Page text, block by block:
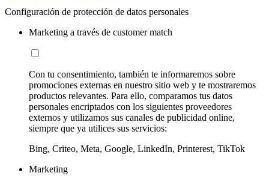
Configuración de protección de datos personales
Marketing a través de customer match
Con tu consentimiento, también te informaremos sobre
promociones externas en nuestro sitio web y te mostraremos
productos relevantes. Para ello, comparamos tus datos
personales encriptados con los siguientes proveedores
externos y utilizamos sus canales de publicidad online,
siempre que ya utilices sus servicios:
Bing, Criteo, Meta, Google, LinkedIn, Printerest, TikTok
Marketing